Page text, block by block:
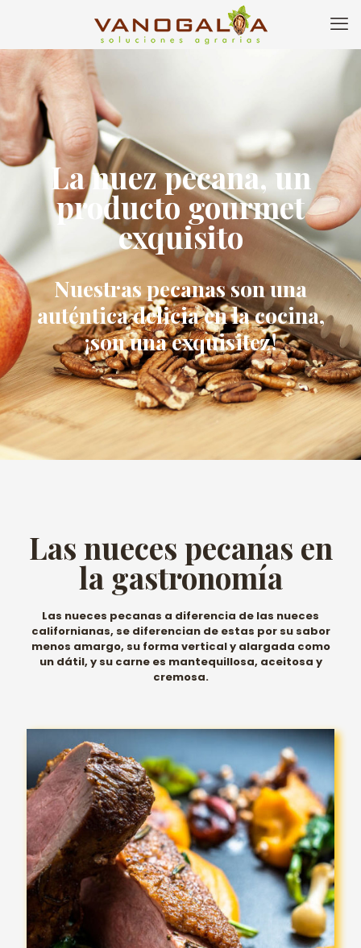
La nuez pecana, un
producto gourmet
exquisito
Nuestras pecanas son una
auténtica delicia en la cocina,
¡son una exquisitez!
Las nueces pecanas en
la gastronomía
Las nueces pecanas a diferencia de las nueces
californianas, se diferencian de estas por su sabor
menos amargo, su forma vertical y alargada como
un dátil, y su carne es mantequillosa, aceitosa y
cremosa.